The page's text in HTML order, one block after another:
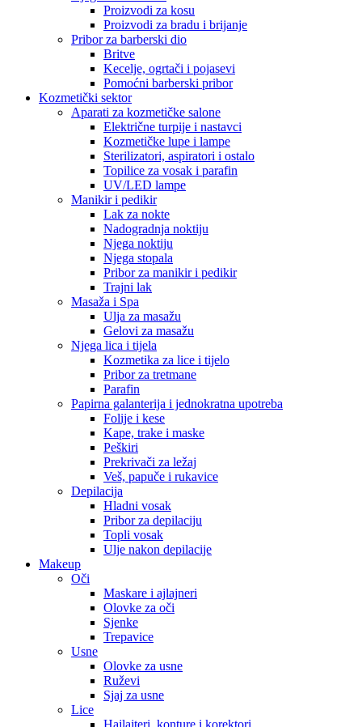
Proizvodi za kosu
Proizvodi za bradu i brijanje
Pribor za barberski dio
Britve
Kecelje, ogrtači i pojasevi
Pomoćni barberski pribor
Kozmetički sektor
Aparati za kozmetičke salone
Električne turpije i nastavci
Kozmetičke lupe i lampe
Sterilizatori, aspiratori i ostalo
Topilice za vosak i parafin
UV/LED lampe
Manikir i pedikir
Lak za nokte
Nadogradnja noktiju
Njega noktiju
Njega stopala
Pribor za manikir i pedikir
Trajni lak
Masaža i Spa
Ulja za masažu
Gelovi za masažu
Njega lica i tijela
Kozmetika za lice i tijelo
Pribor za tretmane
Parafin
Papirna galanterija i jednokratna upotreba
Folije i kese
Kape, trake i maske
Peškiri
Prekrivači za ležaj
Veš, papuče i rukavice
Depilacija
Hladni vosak
Pribor za depilaciju
Topli vosak
Ulje nakon depilacije
Makeup
Oči
Maskare i ajlajneri
Olovke za oči
Sjenke
Trepavice
Usne
Olovke za usne
Ruževi
Sjaj za usne
Lice